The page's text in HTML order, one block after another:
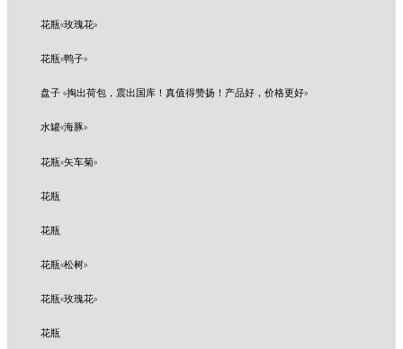
花瓶«玫瑰花»
花瓶«鸭子»
盘子 «掏出荷包，震出国库！真值得赞扬！产品好，价格更好»
水罐«海豚»
花瓶«矢车菊»
花瓶
花瓶
花瓶«松树»
花瓶«玫瑰花»
花瓶